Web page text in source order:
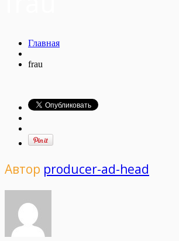
Главная
frau
Автор producer-ad-head